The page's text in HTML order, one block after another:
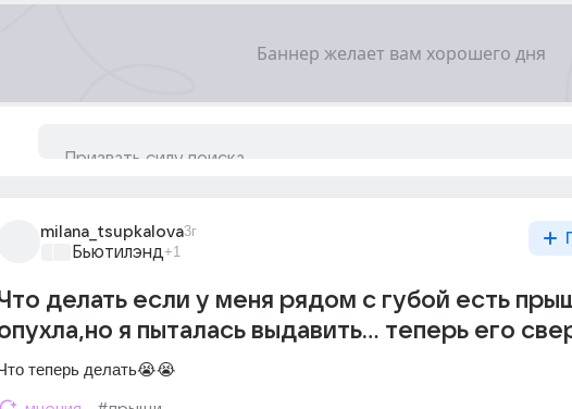
milana_tsupkalova3г
Бьютилэнд+1
делать если у меня рядом с губой есть
я пыталась выдавить… теперь его
теперь делать😭😭